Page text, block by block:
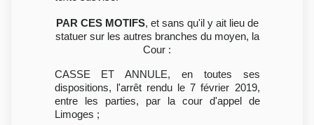
PAR CES MOTIFS, et sans qu'il y ait lieu de
statuer sur les autres branches du moyen, la
Cour :
CASSE ET ANNULE, en toutes ses
dispositions, l'arrêt rendu le 7 février 2019,
entre les parties, par la cour d'appel de
Limoges ;